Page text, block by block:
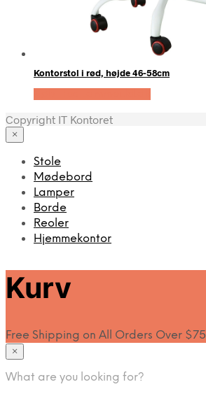
Kontorstol i rød, højde 46-58cm
Copyright IT Kontoret
×
Stole
Mødebord
Lamper
Borde
Reoler
Hjemmekontor
Kurv
Free Shipping on All Orders Over $75
×
What are you looking for?